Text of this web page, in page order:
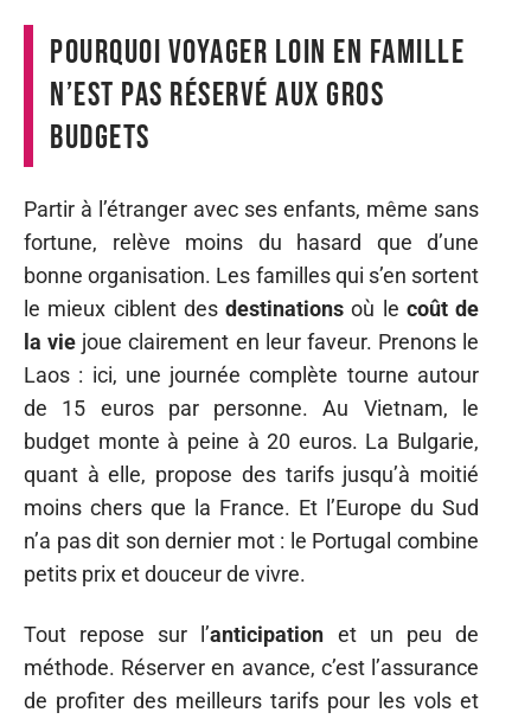
Pourquoi voyager loin en famille
n’est pas réservé aux gros
budgets
Partir à l’étranger avec ses enfants, même sans
fortune, relève moins du hasard que d’une
bonne organisation. Les familles qui s’en sortent
le mieux ciblent des destinations où le coût de
la vie joue clairement en leur faveur. Prenons le
Laos : ici, une journée complète tourne autour
de 15 euros par personne. Au Vietnam, le
budget monte à peine à 20 euros. La Bulgarie,
quant à elle, propose des tarifs jusqu’à moitié
moins chers que la France. Et l’Europe du Sud
n’a pas dit son dernier mot : le Portugal combine
petits prix et douceur de vivre.
Tout repose sur l’anticipation et un peu de
méthode. Réserver en avance, c’est l’assurance
de profiter des meilleurs tarifs pour les vols et